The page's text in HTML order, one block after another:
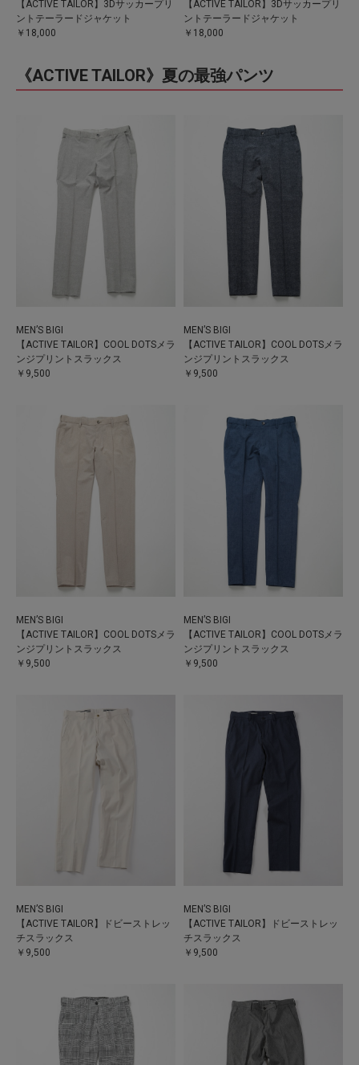
【ACTIVE TAILOR】3Dサッカープリ
ントテーラードジャケット
￥18,000
【ACTIVE TAILOR】3Dサッカープリ
ントテーラードジャケット
￥18,000
《ACTIVE TAILOR》夏の最強パンツ
MEN’S BIGI
【ACTIVE TAILOR】COOL DOTSメラ
ンジプリントスラックス
￥9,500
MEN’S BIGI
【ACTIVE TAILOR】COOL DOTSメラ
ンジプリントスラックス
￥9,500
MEN’S BIGI
【ACTIVE TAILOR】COOL DOTSメラ
ンジプリントスラックス
￥9,500
MEN’S BIGI
【ACTIVE TAILOR】COOL DOTSメラ
ンジプリントスラックス
￥9,500
MEN’S BIGI
【ACTIVE TAILOR】ドビーストレッ
チスラックス
￥9,500
MEN’S BIGI
【ACTIVE TAILOR】ドビーストレッ
チスラックス
￥9,500